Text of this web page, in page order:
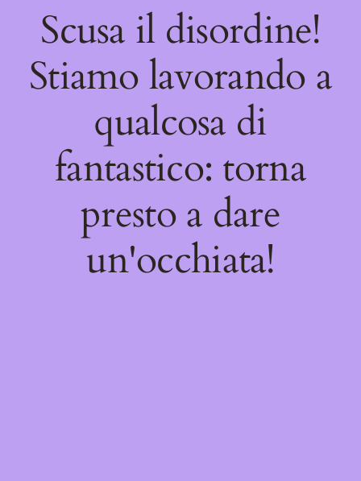
Scusa il disordine!
Stiamo lavorando a
qualcosa di
fantastico: torna
presto a dare
un'occhiata!